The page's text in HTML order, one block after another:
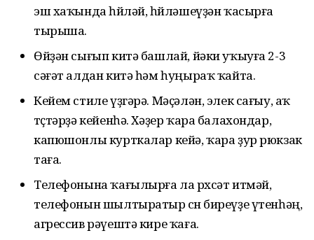
эш хаҡында һөйләй, һөйләшеүҙән ҡасырға
тырыша.
Өйҙән сығып китә башлай, йәки уҡыуға 2-3
сәғәт алдан китә һәм һуңыраҡ ҡайта.
Кейем стиле үҙгәрә. Мәҫәлән, элек сағыу, аҡ
төҫтәрҙә кейенһә. Хәҙер ҡара балахондар,
капюшонлы курткалар кейә, ҡара ҙур рюкзак
таға.
Телефонына ҡағылырға ла рөхсәт итмәй,
телефонын шылтыратыр өсөн биреүҙе үтенһәң,
агрессив рәүештә кире ҡаға.